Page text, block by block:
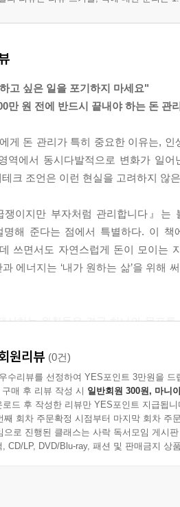
고 싶은 일을 포기하지 마세요"
만 원 전에 반드시 끝내야 하는 돈 관
게 돈 관리가 특히 중요한 이유는,
역에서 동시다발적으로 변화가 일
크 조언은 이런 현실을 고려하지 않
쟁이지만 부자처럼 관리합니다』는
명해 준다는 점에서 특별하다. 이 책
쓰면서도 자연스럽게 돈이 모이는
에너지는 ‘내가 원하는 삶’을 위해
시하는 원칙들은 결국 하나의 목표
간 끝나는 책이 아니라, 생활 속에서
의 큰 변화를 일으키는 책이다. 오늘
아도 괜찮다. 중요한 것은 꾸준히 지
미 변화가 시작되었다는 사실을 느끼
원리뷰 (0건)
수리뷰를 선정하여 YES포인트 3만원을 드
매 후 리뷰 작성 시 일반회원 300원, 마니
로드 후 작성한 리뷰만 YES포인트 지급됩니
째 회차 주문확정 시점부터 마지막 회차 주
으로 진행된 클래스는 사락 독서모임 게시
, CD/LP, DVD/Blu-ray, 패션 및 판매금지 상